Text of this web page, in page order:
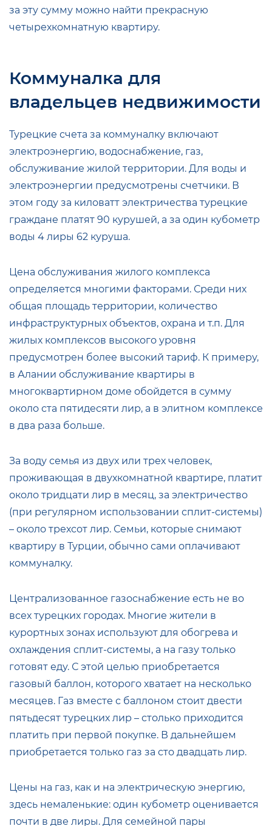
за эту сумму можно найти прекрасную
четырехкомнатную квартиру.
Коммуналка для
владельцев недвижимости
Турецкие счета за коммуналку включают
электроэнергию, водоснабжение, газ,
обслуживание жилой территории. Для воды и
электроэнергии предусмотрены счетчики. В
этом году за киловатт электричества турецкие
граждане платят 90 курушей, а за один кубометр
воды 4 лиры 62 куруша.
Цена обслуживания жилого комплекса
определяется многими факторами. Среди них
общая площадь территории, количество
инфраструктурных объектов, охрана и т.п. Для
жилых комплексов высокого уровня
предусмотрен более высокий тариф. К примеру,
в Алании обслуживание квартиры в
многоквартирном доме обойдется в сумму
около ста пятидесяти лир, а в элитном комплексе
в два раза больше.
За воду семья из двух или трех человек,
проживающая в двухкомнатной квартире, платит
около тридцати лир в месяц, за электричество
(при регулярном использовании сплит-системы)
– около трехсот лир. Семьи, которые снимают
квартиру в Турции, обычно сами оплачивают
коммуналку.
Централизованное газоснабжение есть не во
всех турецких городах. Многие жители в
курортных зонах используют для обогрева и
охлаждения сплит-системы, а на газу только
готовят еду. С этой целью приобретается
газовый баллон, которого хватает на несколько
месяцев. Газ вместе с баллоном стоит двести
пятьдесят турецких лир – столько приходится
платить при первой покупке. В дальнейшем
приобретается только газ за сто двадцать лир.
Цены на газ, как и на электрическую энергию,
здесь немаленькие: один кубометр оценивается
почти в две лиры. Для семейной пары